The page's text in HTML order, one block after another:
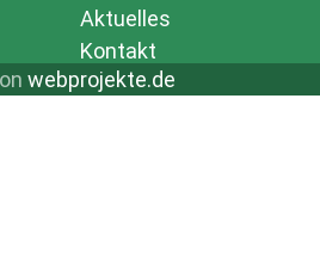
Aktuelles
Kontakt
webprojekte.de